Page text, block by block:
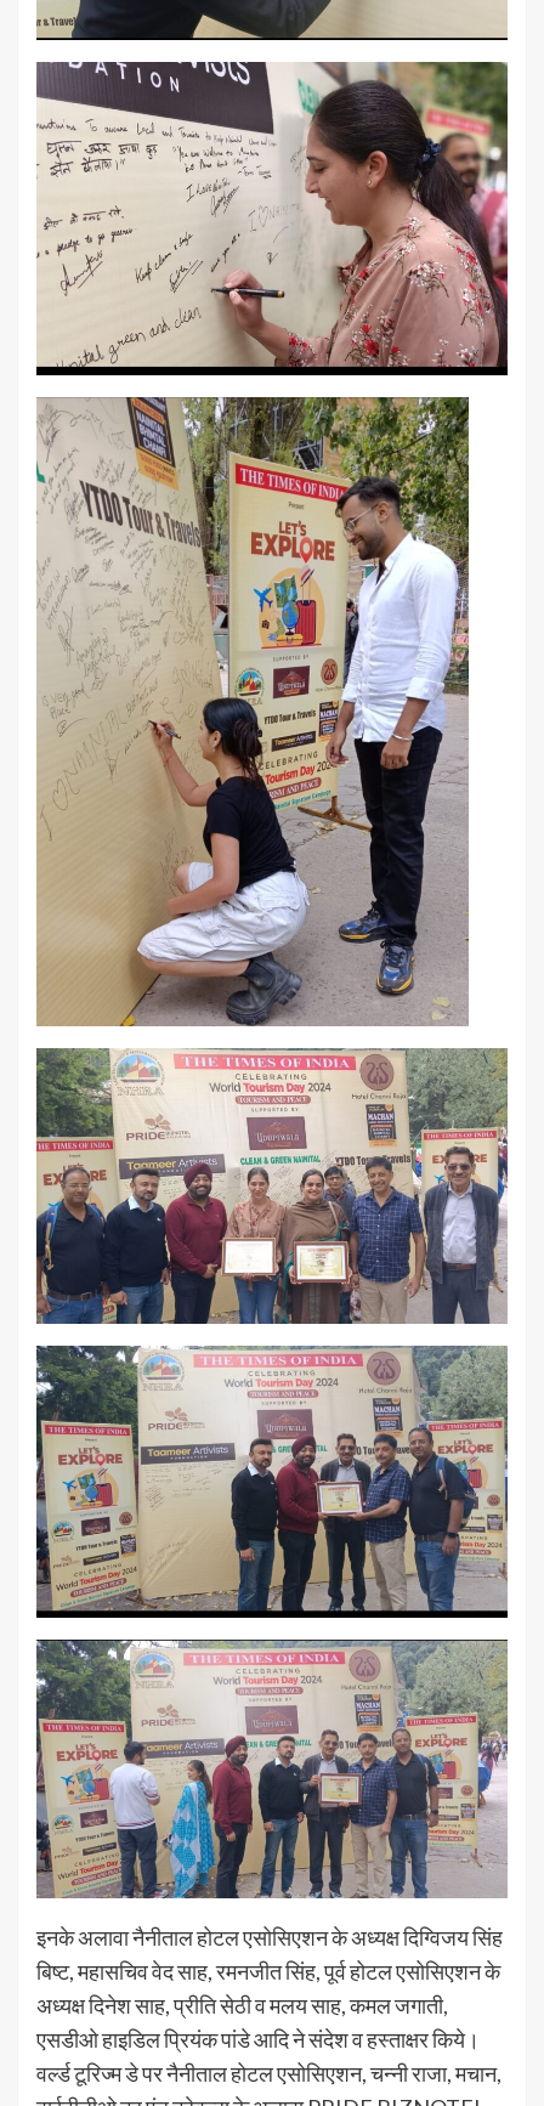
इनके अलावा नैनीताल होटल एसोसिएशन के अध्यक्ष दिग्विजय सिंह
बिष्ट, महासचिव वेद साह, रमनजीत सिंह, पूर्व होटल एसोसिएशन के
अध्यक्ष दिनेश साह, प्रीति सेठी व मलय साह, कमल जगाती,
एसडीओ हाइडिल प्रियंक पांडे आदि ने संदेश व हस्ताक्षर किये।
वर्ल्ड टूरिज्म डे पर नैनीताल होटल एसोसिएशन, चन्नी राजा, मचान,